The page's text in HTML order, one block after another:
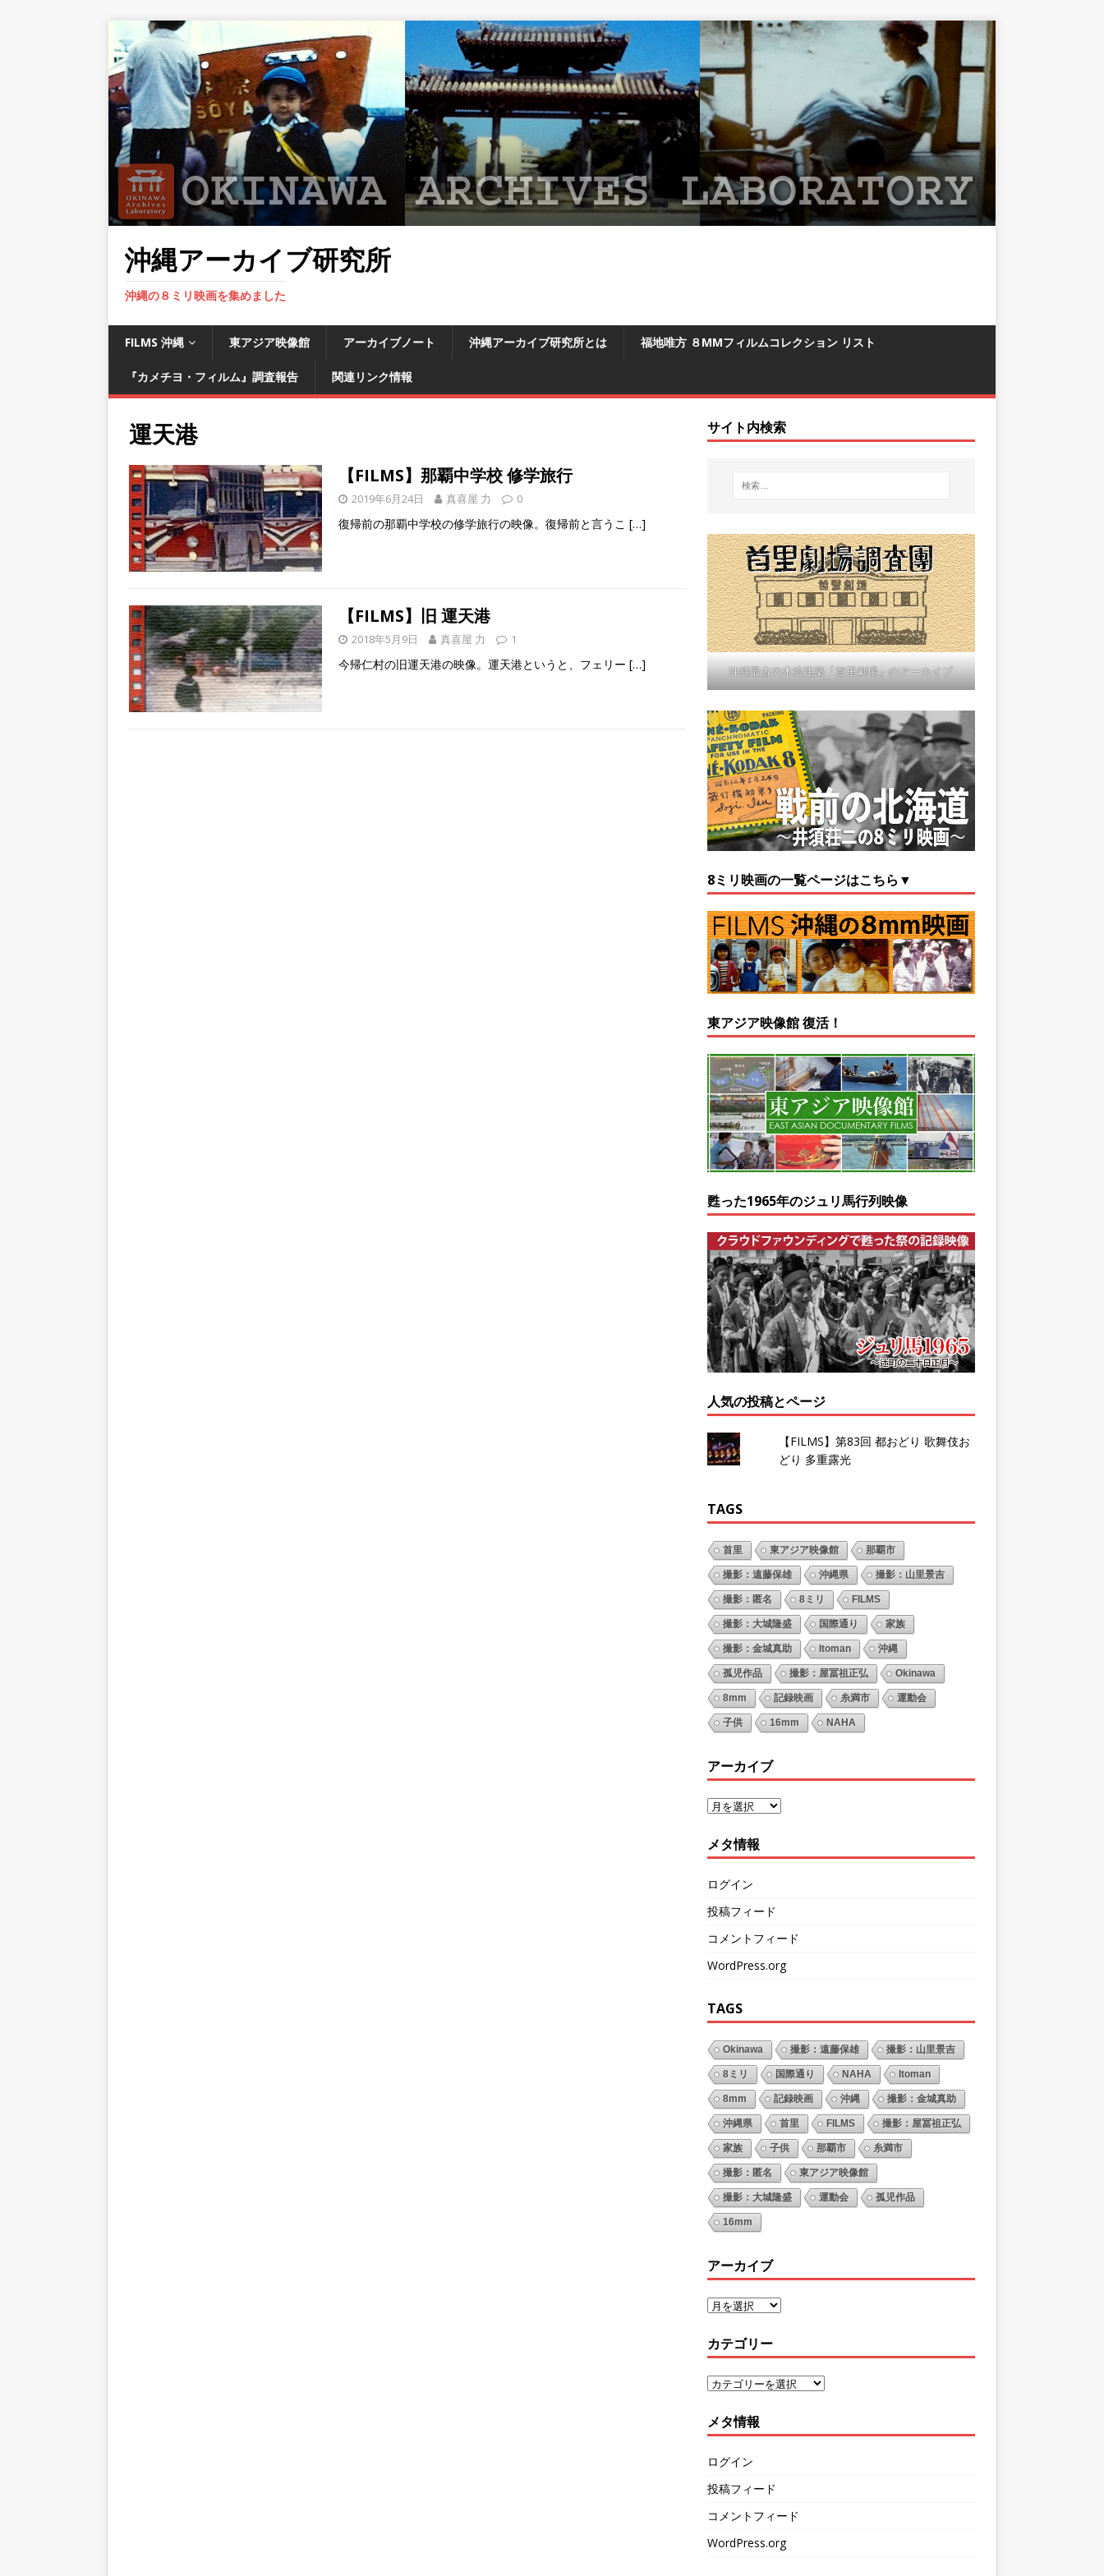
沖縄アーカイブ研究所
沖縄の８ミリ映画を集めました
FILMS 沖縄 東アジア映像館 アーカイブノート 沖縄アーカイブ研究所とは 福地唯方 ８MMフィルムコレクション リスト
『カメチヨ・フィルム』調査報告 関連リンク情報
運天港
【FILMS】那覇中学校 修学旅行
2019年6月24日 真喜屋 力 0
復帰前の那覇中学校の修学旅行の映像。復帰前と言うこ […]
【FILMS】旧 運天港
2018年5月9日 真喜屋 力 1
今帰仁村の旧運天港の映像。運天港というと、フェリー […]
サイト内検索
沖縄最古の木造建築「首里劇場」のアーカイブ
8ミリ映画の一覧ページはこちら▼
東アジア映像館 復活！
甦った1965年のジュリ馬行列映像
人気の投稿とページ
【FILMS】第83回 都おどり 歌舞伎お
どり 多重露光
TAGS
首里 東アジア映像館 那覇市
撮影：遠藤保雄 沖縄県 撮影：山里景吉
撮影：匿名 8ミリ FILMS
撮影：大城隆盛 国際通り 家族
撮影：金城真助 Itoman 沖縄
孤児作品 撮影：屋冨祖正弘 Okinawa
8mm 記録映画 糸満市 運動会
子供 16mm NAHA
アーカイブ
メタ情報
ログイン
投稿フィード
コメントフィード
WordPress.org
TAGS
Okinawa 撮影：遠藤保雄 撮影：山里景吉
8ミリ 国際通り NAHA Itoman
8mm 記録映画 沖縄 撮影：金城真助
沖縄県 首里 FILMS 撮影：屋冨祖正弘
家族 子供 那覇市 糸満市
撮影：匿名 東アジア映像館
撮影：大城隆盛 運動会 孤児作品
16mm
アーカイブ
カテゴリー
メタ情報
ログイン
投稿フィード
コメントフィード
WordPress.org